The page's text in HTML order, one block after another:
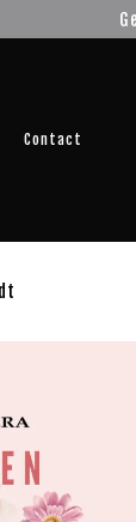
SHIPPING
Contact